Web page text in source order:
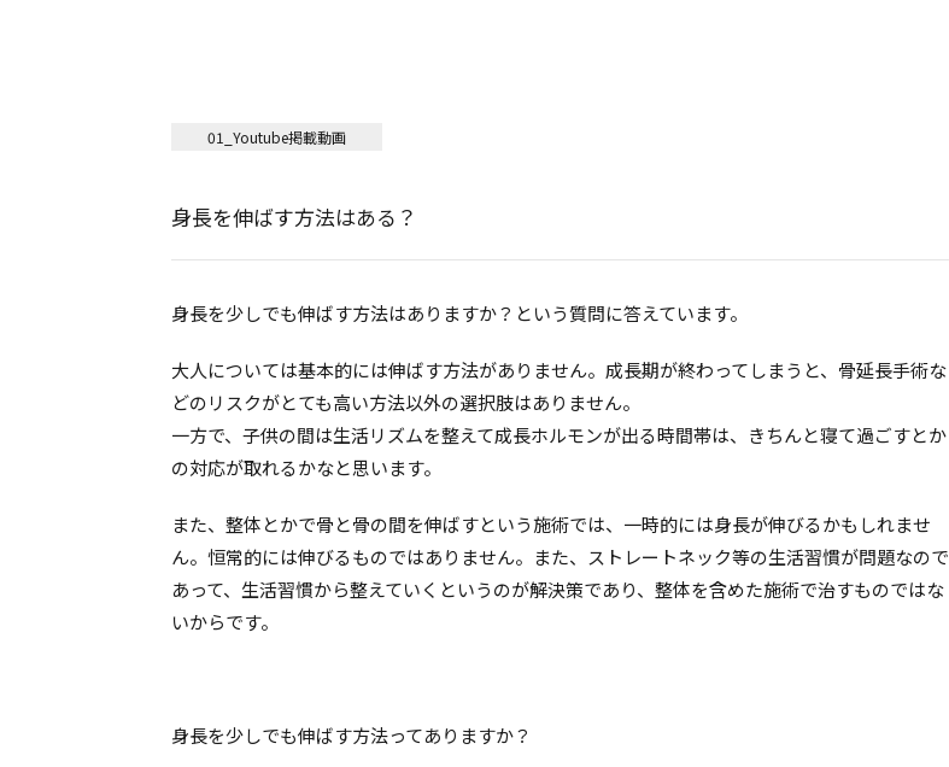
01_Youtube掲載動画
身長を伸ばす方法はある？
身長を少しでも伸ばす方法はありますか？という質問に答えています。
大人については基本的には伸ばす方法がありません。成長期が終わってしまうと、骨延長手術な
どのリスクがとても高い方法以外の選択肢はありません。
一方で、子供の間は生活リズムを整えて成長ホルモンが出る時間帯は、きちんと寝て過ごすとか
の対応が取れるかなと思います。
また、整体とかで骨と骨の間を伸ばすという施術では、一時的には身長が伸びるかもしれませ
ん。恒常的には伸びるものではありません。また、ストレートネック等の生活習慣が問題なので
あって、生活習慣から整えていくというのが解決策であり、整体を含めた施術で治すものではな
いからです。
身長を少しでも伸ばす方法ってありますか？